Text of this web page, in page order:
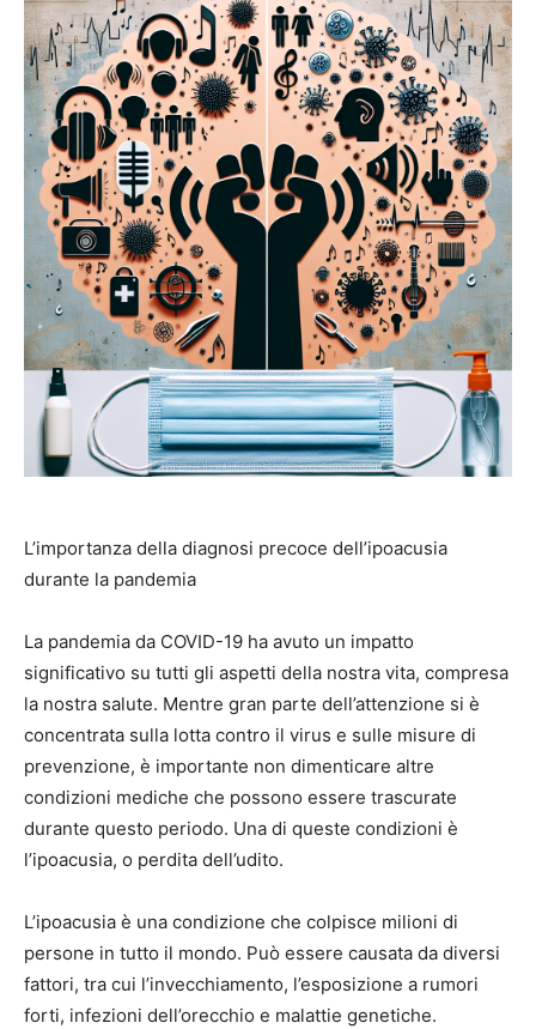
L’importanza della diagnosi precoce dell’ipoacusia
durante la pandemia
La pandemia da COVID-19 ha avuto un impatto
significativo su tutti gli aspetti della nostra vita, compresa
la nostra salute. Mentre gran parte dell’attenzione si è
concentrata sulla lotta contro il virus e sulle misure di
prevenzione, è importante non dimenticare altre
condizioni mediche che possono essere trascurate
durante questo periodo. Una di queste condizioni è
l’ipoacusia, o perdita dell’udito.
L’ipoacusia è una condizione che colpisce milioni di
persone in tutto il mondo. Può essere causata da diversi
fattori, tra cui l’invecchiamento, l’esposizione a rumori
forti, infezioni dell’orecchio e malattie genetiche.